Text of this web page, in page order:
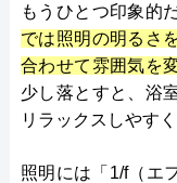
もうひとつ印象的
では照明の明るさ
合わせて雰囲気を
少し落とすと、浴
リラックスしやす
照明には「1/f（エ